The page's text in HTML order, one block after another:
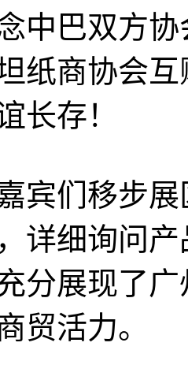
巴双方协
纸商协会
长存！
们移步展
详细询问
分展现了
贸活力。